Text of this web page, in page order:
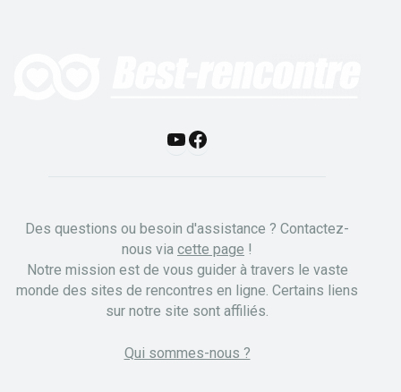
Y
T
u
b
F
e
b
o
k
Des questions ou besoin d'assistance ? Contactez-
nous via cette page !
Notre mission est de vous guider à travers le vaste
monde des sites de rencontres en ligne. Certains liens
sur notre site sont affiliés.
Qui sommes-nous ?